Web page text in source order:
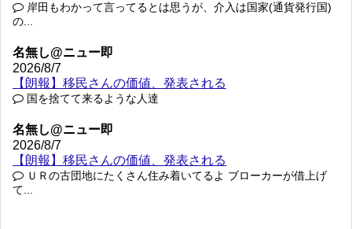
岸田もわかって言ってるとは思うが、介入は国家(通貨発行国)
の...
名無し@ニュー即
2026/8/7
【朗報】移民さんの価値、発表される
国を捨てて来るような人達
名無し@ニュー即
2026/8/7
【朗報】移民さんの価値、発表される
ＵＲの古団地にたくさん住み着いてるよ ブローカーが借上げ
て...